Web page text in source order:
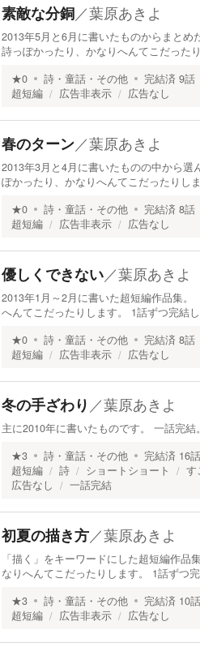
素敵な分銅／葉原あきよ
2013年5月と6月に書いたものからまとめ
詩っぽかったり、かなりへんてこだった
★0 詩・童話・その他 完結済 9話
超短編
広告非表示 広告なし
春のターン／葉原あきよ
2013年3月と4月に書いたものの中から
ぽかったり、かなりへんてこだったりし
★0 詩・童話・その他 完結済 8話
超短編
広告非表示 広告なし
優しくできない／葉原あきよ
2013年1月～2月に書いた超短編作品集
へんてこだったりします。 1話ずつ完結し
★0 詩・童話・その他 完結済 8話
超短編
広告非表示 広告なし
冬の手ざわり ／葉原あきよ
主に2010年に書いたものです。 一話完結。
★3 詩・童話・その他 完結済 16話
超短編
詩 ショートショート す
広告なし
一話完結
初夏の描き方／葉原あきよ
「描く」をキーワードにした超短編作
なりへんてこだったりします。 1話ずつ完
★3 詩・童話・その他 完結済 10話
超短編
広告非表示 広告なし